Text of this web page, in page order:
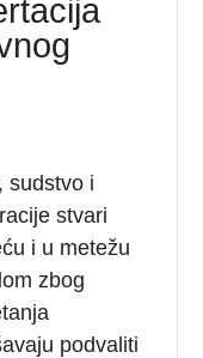
sudstvo i
stvari
i u metežu
zbog
podvaliti